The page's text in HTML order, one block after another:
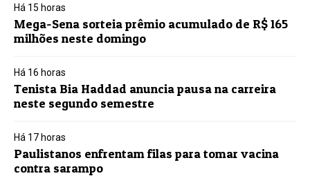
Há 15 horas
Mega-Sena sorteia prêmio acumulado de R$ 165
milhões neste domingo
Há 16 horas
Tenista Bia Haddad anuncia pausa na carreira
neste segundo semestre
Há 17 horas
Paulistanos enfrentam filas para tomar vacina
contra sarampo